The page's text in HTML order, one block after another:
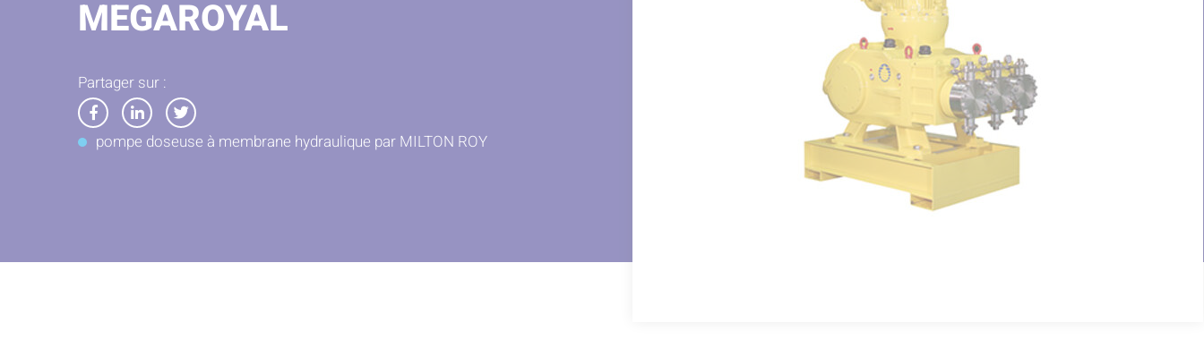
MEGAROYAL
Partager sur :
Partager
sur
Partager
sur
Partager
sur
pompe doseuse à membrane hydraulique par MILTON ROY